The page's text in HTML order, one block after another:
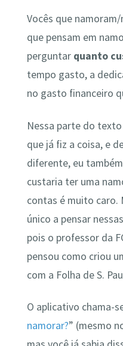
Vocês que
que pensam em
perguntar quanto
tempo gasto, a
no gasto financeiro
Nessa parte do
que já fiz a coisa, e
diferente, eu
custaria ter uma
contas é muito caro.
único a pensar
pois o professor da
pensou como criou
com a Folha de S.
O aplicativo chama-
namorar?” (mesmo